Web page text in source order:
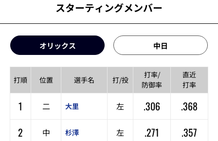
スターティングメンバー
オリックス 中日
打順 位置 選手名 打/投
打率/
防御率
直近
打率
1 二 大里 左 .306
.368
2
中 杉澤 左 .271
.357